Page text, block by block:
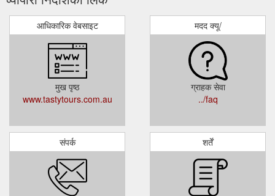
आधिकारिक वेबसाइट
मुख पृष्ठ
www.tastytours.com.au
मदद क्यू/
ग्राहक सेवा
../faq
संपर्क शर्तें